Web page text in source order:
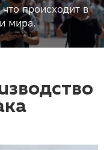
происходит в
мира.